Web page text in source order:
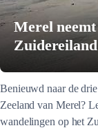
Merel
Zuidereiland
Benieuwd naar de
Zeeland van Merel?
wandelingen op het